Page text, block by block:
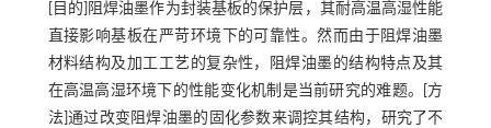
[目的]阻焊油墨作为封装基板的保护层，其耐高温高湿性能
直接影响基板在严苛环境下的可靠性。然而由于阻焊油墨
材料结构及加工工艺的复杂性，阻焊油墨的结构特点及其
在高温高湿环境下的性能变化机制是当前研究的难题。[方
法]通过改变阻焊油墨的固化参数来调控其结构，研究了不